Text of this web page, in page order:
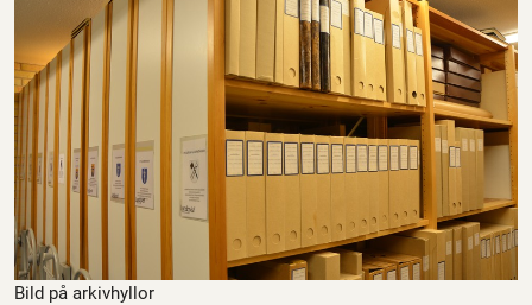
Bild på arkivhyllor